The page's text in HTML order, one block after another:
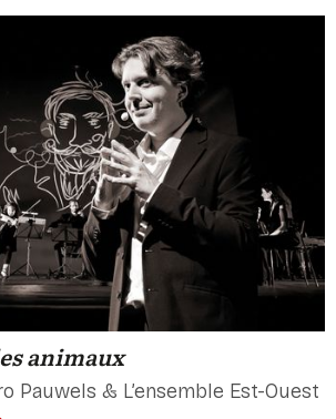
animaux
Pauwels & L’ensemble Est-Ouest